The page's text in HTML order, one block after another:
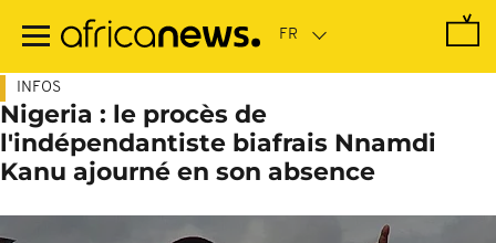
contenu
INFOS
Nigeria : le procès de
l'indépendantiste biafrais Nnamdi
Kanu ajourné en son absence